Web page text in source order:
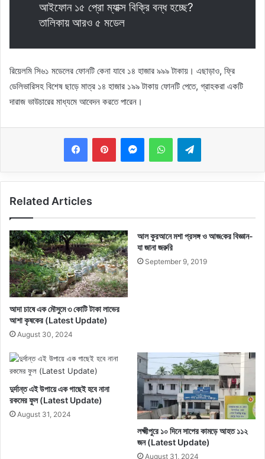
আইফোন ১৫ প্রো ম্যাক্স বিক্রি বন্ধ হচ্ছে?
তালিকায় আরও ৫ মডেল
রিয়েলমি সি৬১ মডেলের ফোনটি কেনা যাবে ১৪ হাজার ৯৯৯ টাকায়। এছাড়াও, ফ্রি
ডেলিভারিসহ বিশেষ ছাড়ে মাত্র ১৪ হাজার ১৯৯ টাকায় ফোনটি পেতে, গ্রাহকরা একটি
দারাজ ভাউচারের মাধ্যমে আবেদন করতে পারেন।
MessengerWhatsAppTelegram
Related Articles
আদা চাষে এক মৌসুমে ৩ কোটি টাকা লাভের
আশা কৃষকের (Latest Update)
August 30, 2024
আল কুরআনে মশা প্রসঙ্গ ও আজ‌কের বিজ্ঞান-
যা জানা জরুরি
September 9, 2019
দুর্দান্ত এই উপায়ে এক গাছেই হবে নানা
রকমের ফুল (Latest Update)
August 31, 2024
লক্ষ্মীপুরে ১০ দিনে সাপের কামড়ে আহত ১১২
জন (Latest Update)
August 31, 2024